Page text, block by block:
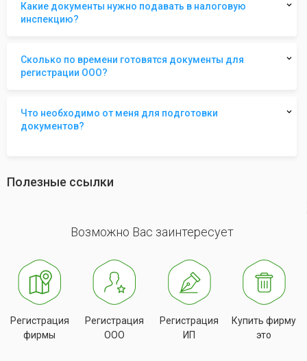
Какие документы нужно подавать в налоговую
инспекцию?
Сколько по времени готовятся документы для
регистрации ООО?
Что необходимо от меня для подготовки
документов?
Полезные ссылки
Возможно Вас заинтересует
Регистрация
фирмы
Регистрация
ООО
Регистрация
ИП
Купить фирму
это